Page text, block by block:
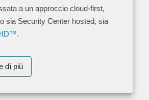
a un approccio cloud-first,
sia Security Center hosted, sia
.
di più